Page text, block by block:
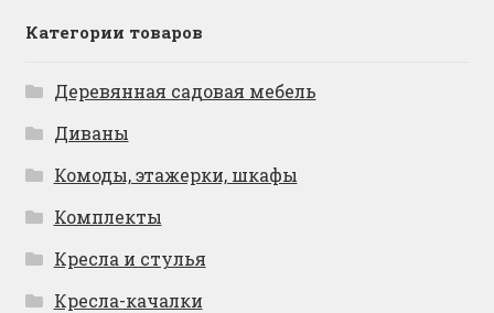
Категории товаров
Деревянная садовая мебель
Диваны
Комоды, этажерки, шкафы
Комплекты
Кресла и стулья
Кресла-качалки